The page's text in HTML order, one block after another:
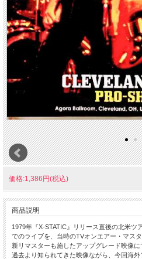
価格:1,386円(税込)
商品説明
1979年『X-STATIC』リリース直後の北米ツ
でのライブを、当時のTVオンエアー・マス
新リマスターも施したアップグレード映像
過去より知られてきた映像ながら、今回海